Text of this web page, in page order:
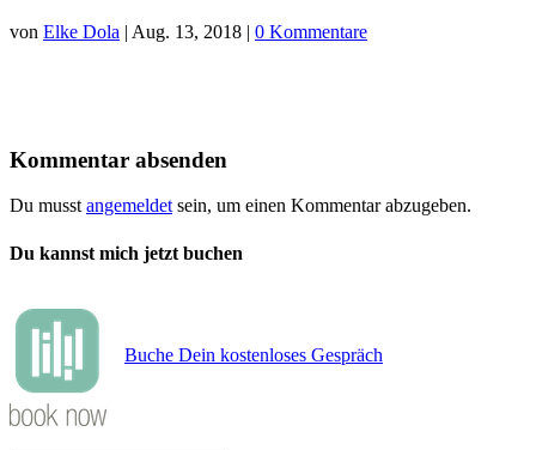
von Elke Dola | Aug. 13, 2018 | 0 Kommentare
Kommentar absenden
Du musst angemeldet sein, um einen Kommentar abzugeben.
Du kannst mich jetzt buchen
Buche Dein kostenloses Gespräch